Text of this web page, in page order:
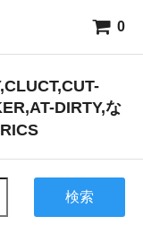
0
DIRTY,な
検索